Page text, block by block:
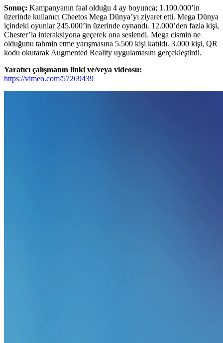
Sonuç: Kampanyanın faal olduğu 4 ay boyunca; 1.100.000’in
üzerinde kullanıcı Cheetos Mega Dünya’yı ziyaret etti. Mega Dünya
içindeki oyunlar 245.000’in üzerinde oynandı. 12.000’den fazla kişi,
Chester’la interaksiyona geçerek ona seslendi. Mega cismin ne
olduğunu tahmin etme yarışmasına 5.500 kişi katıldı. 3.000 kişi, QR
kodu okutarak Augmented Reality uygulamasını gerçekleştirdi.
Yaratıcı çalışmanın linki ve/veya videosu:
https://vimeo.com/57269439